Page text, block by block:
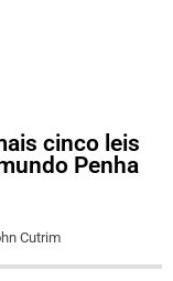
cinco leis
Penha
Cutrim